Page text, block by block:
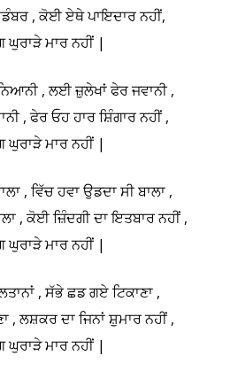
, ਕੋਈ ਏਥੇ ਪਾਇਦਾਰ ਨਹੀਂ,
ਘੁਰਾੜੇ ਮਾਰ ਨਹੀਂ |
, ਲਈ ਜ਼ੁਲੇਖਾਂ ਫੇਰ ਜਵਾਨੀ ,
, ਫੇਰ ਓਹ ਹਾਰ ਸ਼ਿੰਗਾਰ ਨਹੀਂ ,
ਘੁਰਾੜੇ ਮਾਰ ਨਹੀਂ |
, ਵਿੱਚ ਹਵਾ ਉਡਦਾ ਸੀ ਬਾਲਾ ,
, ਕੋਈ ਜ਼ਿੰਦਗੀ ਦਾ ਇਤਬਾਰ ਨਹੀਂ ,
ਘੁਰਾੜੇ ਮਾਰ ਨਹੀਂ |
, ਸੱਭੇ ਛਡ ਗਏ ਟਿਕਾਣਾ ,
, ਲਸ਼ਕਰ ਦਾ ਜਿਨਾਂ ਸ਼ੁਮਾਰ ਨਹੀਂ ,
ਘੁਰਾੜੇ ਮਾਰ ਨਹੀਂ |